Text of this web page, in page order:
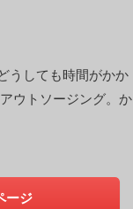
うしても時間がかか
ウトソージング。か
ージ